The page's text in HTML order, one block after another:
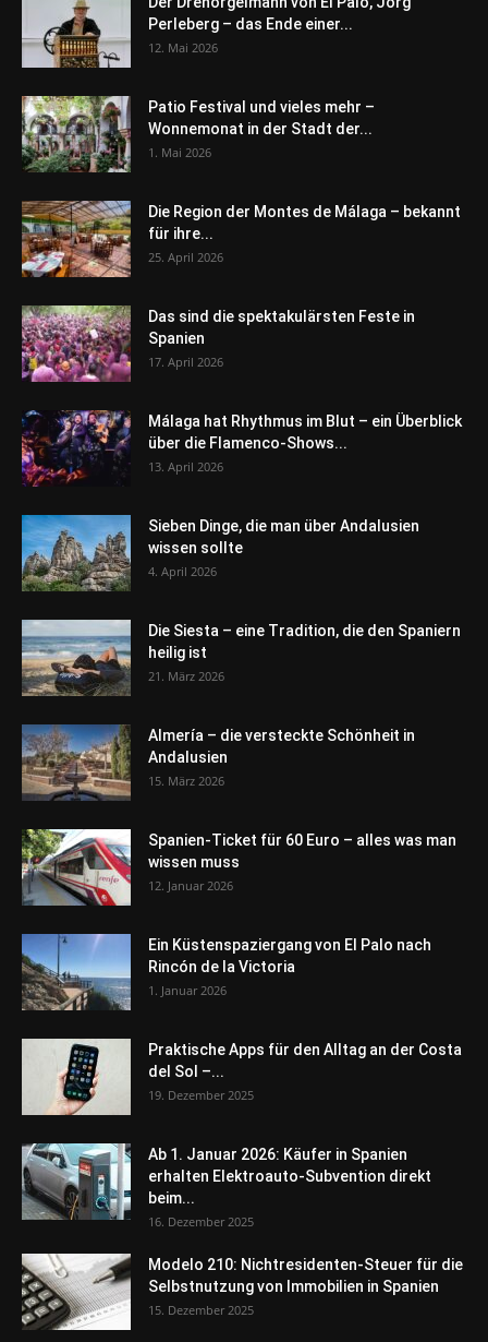
Perleberg – das Ende einer...
12. Mai 2026
Patio Festival und vieles mehr –
Wonnemonat in der Stadt der...
1. Mai 2026
Die Region der Montes de Málaga – bekannt
für ihre...
25. April 2026
Das sind die spektakulärsten Feste in
Spanien
17. April 2026
Málaga hat Rhythmus im Blut – ein Überblick
über die Flamenco-Shows...
13. April 2026
Sieben Dinge, die man über Andalusien
wissen sollte
4. April 2026
Die Siesta – eine Tradition, die den Spaniern
heilig ist
21. März 2026
Almería – die versteckte Schönheit in
Andalusien
15. März 2026
Spanien-Ticket für 60 Euro – alles was man
wissen muss
12. Januar 2026
Ein Küstenspaziergang von El Palo nach
Rincón de la Victoria
1. Januar 2026
Praktische Apps für den Alltag an der Costa
del Sol –...
19. Dezember 2025
Ab 1. Januar 2026: Käufer in Spanien
erhalten Elektroauto-Subvention direkt
beim...
16. Dezember 2025
Modelo 210: Nichtresidenten-Steuer für die
Selbstnutzung von Immobilien in Spanien
15. Dezember 2025